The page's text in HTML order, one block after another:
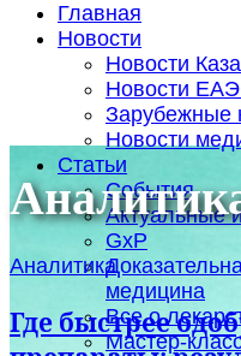
Главная
Новости
Новости
Новости
Зарубежные
Новости
Статьи
События
Актуальные
GxP
медицина
Все о
Мастер-
Аналитика
Где быстрее